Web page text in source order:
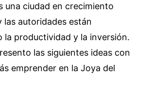
una ciudad en crecimiento
las autoridades están
la productividad y la inversión.
las siguientes ideas con
emprender en la Joya del